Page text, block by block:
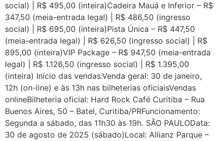
social) | R$ 495,00 (inteira)Cadeira Mauá e Inferior – R$
347,50 (meia-entrada legal) | R$ 486,50 (ingresso
social) | R$ 695,00 (inteira)Pista Única – R$ 447,50
(meia-entrada legal) | R$ 626,50 (ingresso social) | R$
895,00 (inteira)VIP Package – R$ 947,50 (meia-entrada
legal) | R$ 1.126,50 (ingresso social) | R$ 1.395,00
(inteira) Início das vendas:Venda geral: 30 de janeiro,
12h (on-line) e às 13h nas bilheterias oficiaisVendas
onlineBilheteria oficial: Hard Rock Café Curitiba – Rua
Buenos Aires, 50 – Batel, Curitiba/PRFuncionamento:
Segunda a sábado, das 11h30 às 19h. SÃO PAULOData:
30 de agosto de 2025 (sábado)Local: Allianz Parque –